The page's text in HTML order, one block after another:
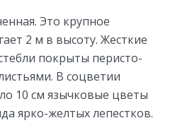
Это крупное
2 м в высоту. Жесткие
покрыты перисто-
В соцветии
10 см язычковые цветы
ярко-желтых лепестков.